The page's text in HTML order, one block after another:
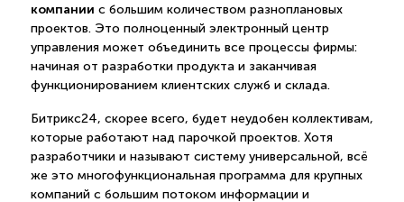
компании с большим количеством разноплановых
проектов. Это полноценный электронный центр
управления может объединить все процессы фирмы:
начиная от разработки продукта и заканчивая
функционированием клиентских служб и склада.
Битрикс24, скорее всего, будет неудобен коллективам,
которые работают над парочкой проектов. Хотя
разработчики и называют систему универсальной, всё
же это многофункциональная программа для крупных
компаний с большим потоком информации и